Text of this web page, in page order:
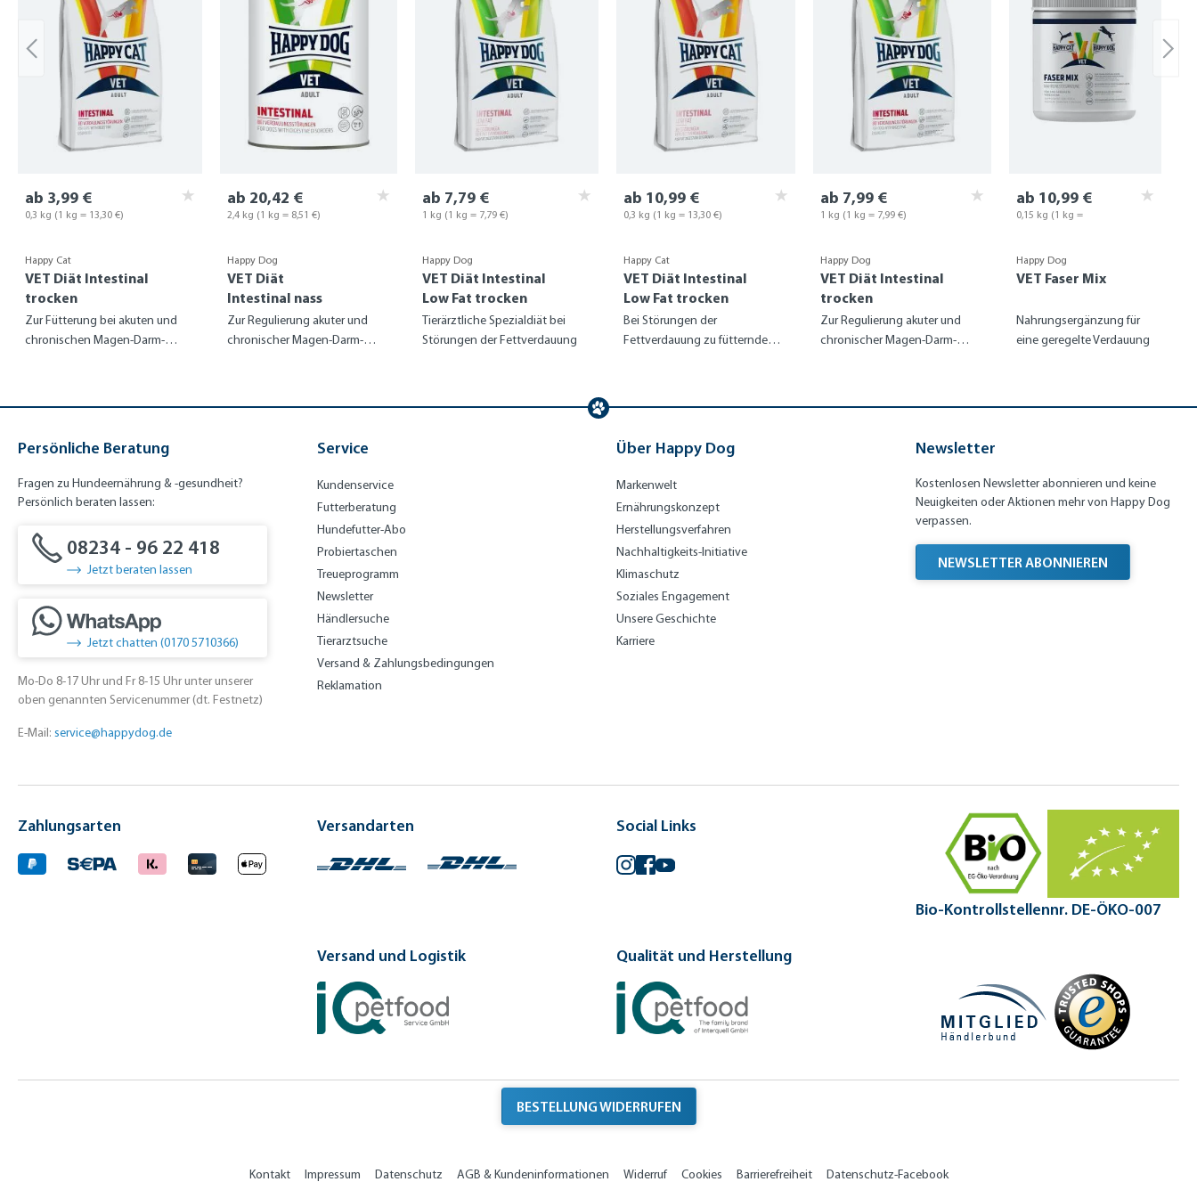
Happy Cat
VET Diät Intestinal
trocken
Zur Fütterung bei akuten und
chronischen Magen-Darm-
ab 3,99 €
0,3 kg (1 kg = 13,30 €)
Happy Dog
VET Diät
Intestinal nass
Zur Regulierung akuter und
chronischer Magen-Darm-
ab 20,42 €
2,4 kg (1 kg = 8,51 €)
Happy Dog
VET Diät Intestinal
Low Fat trocken
Tierärztliche Spezialdiät bei
Störungen der Fettverdauung
ab 7,79 €
1 kg (1 kg = 7,79 €)
Happy Cat
VET Diät Intestinal
Low Fat trocken
Bei Störungen der
Fettverdauung zu fütternde
ab 10,99 €
0,3 kg (1 kg = 13,30 €)
Happy Dog
VET Diät Intestinal
trocken
Zur Regulierung akuter und
chronischer Magen-Darm-
ab 7,99 €
1 kg (1 kg = 7,99 €)
Happy Dog
VET Faser Mix
Nahrungsergänzung für
eine geregelte Verdauung
ab 10,99 €
0,15 kg (1 kg =
Persönliche Beratung
Fragen zu Hundeernährung & -gesundheit?
Persönlich beraten lassen:
08234 - 96 22 418
Jetzt beraten lassen
Jetzt chatten (0170 5710366)
Mo-Do 8-17 Uhr und Fr 8-15 Uhr unter unserer
oben genannten Servicenummer (dt. Festnetz)
E-Mail: service@happydog.de
Service
Kundenservice
Futterberatung
Hundefutter-Abo
Probiertaschen
Treueprogramm
Newsletter
Händlersuche
Tierarztsuche
Versand & Zahlungsbedingungen
Reklamation
Über Happy Dog
Markenwelt
Ernährungskonzept
Herstellungsverfahren
Nachhaltigkeits-Initiative
Klimaschutz
Soziales Engagement
Unsere Geschichte
Karriere
Newsletter
Kostenlosen Newsletter abonnieren und keine
Neuigkeiten oder Aktionen mehr von Happy Dog
verpassen.
NEWSLETTER ABONNIEREN
Zahlungsarten Versandarten Social Links
Instagram
Facebook
YouTube
Bio-Kontrollstellennr. DE-ÖKO-007
Versand und Logistik Qualität und Herstellung
BESTELLUNG WIDERRUFEN
Kontakt Impressum Datenschutz AGB & Kundeninformationen Widerruf Cookies Barrierefreiheit Datenschutz-Facebook